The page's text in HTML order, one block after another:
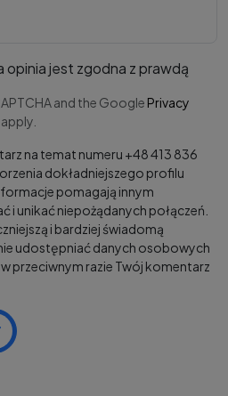
opinia jest zgodna z prawdą
and the Google Privacy
apply.
na temat numeru +48 413 836
dokładniejszego profilu
pomagają innym
unikać niepożądanych połączeń.
i bardziej świadomą
udostępniać danych osobowych
przeciwnym razie Twój komentarz